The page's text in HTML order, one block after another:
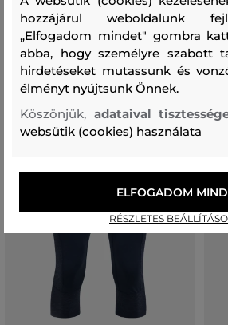
Ajánlott
hozzájárul weboldalunk
„Elfogadom mindet" gombra
abba, hogy személyre szabott
hirdetéseket mutassunk és
élményt nyújtsunk Önnek.
Köszönjük, adataival
websütik (cookies) használata
RÉSZLETES
ELFOGADOM